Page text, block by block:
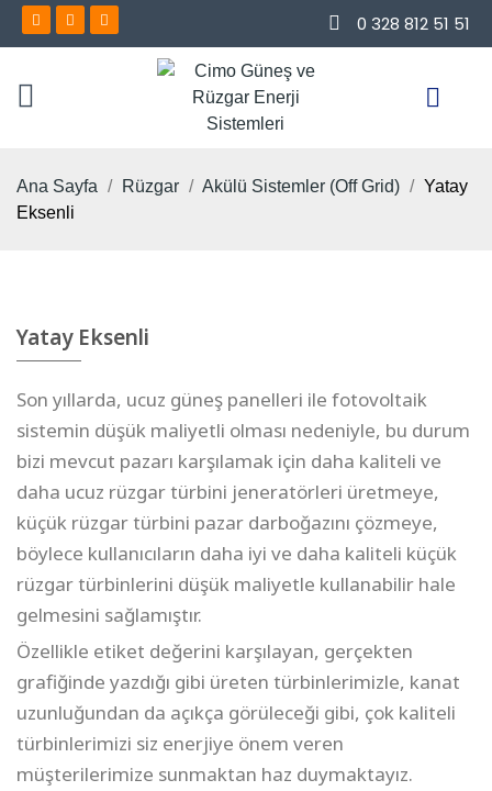
0 328 812 51 51
Ana Sayfa Rüzgar Akülü Sistemler (Off Grid)
Yatay
Eksenli
Yatay Eksenli
Son yıllarda, ucuz güneş panelleri ile fotovoltaik
sistemin düşük maliyetli olması nedeniyle, bu durum
bizi mevcut pazarı karşılamak için daha kaliteli ve
daha ucuz rüzgar türbini jeneratörleri üretmeye,
küçük rüzgar türbini pazar darboğazını çözmeye,
böylece kullanıcıların daha iyi ve daha kaliteli küçük
rüzgar türbinlerini düşük maliyetle kullanabilir hale
gelmesini sağlamıştır.
Özellikle etiket değerini karşılayan, gerçekten
grafiğinde yazdığı gibi üreten türbinlerimizle, kanat
uzunluğundan da açıkça görüleceği gibi, çok kaliteli
türbinlerimizi siz enerjiye önem veren
müşterilerimize sunmaktan haz duymaktayız.